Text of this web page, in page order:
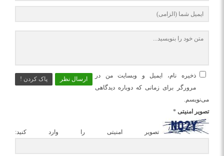
ارسال نظر پاک کردن !
ذخیره نام، ایمیل و وبسایت من در
مرورگر برای زمانی که دوباره دیدگاهی
می‌نویسم.
تصویر امنیتی *
تصویر امنیتی را وارد کنید: